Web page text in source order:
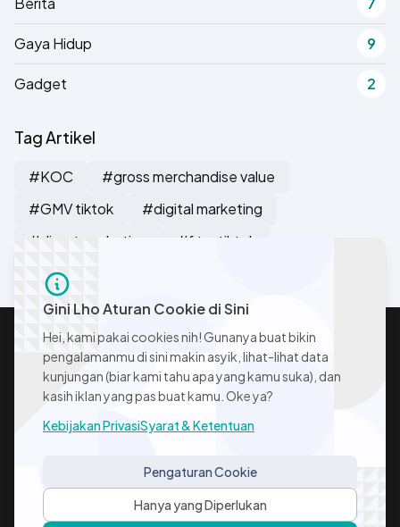
Gaya Hidup 9
Gadget 2
Tag Artikel
#KOC
#gross merchandise value
#GMV tiktok
#digital marketing
#direct marketing
#fitur tiktok
FAQ
Kebijakan Privasi
Syarat & Ketentuan
Pengaturan Cookie
Kontak
Gini Lho Aturan Cookie di Sini
Hei, kami pakai cookies nih! Gunanya buat bikin
pengalamanmu di sini makin asyik, lihat-lihat data
kunjungan (biar kami tahu apa yang kamu suka), dan
kasih iklan yang pas buat kamu. Oke ya?
Kebijakan PrivasiSyarat & Ketentuan
Pengaturan Cookie
Hanya yang Diperlukan